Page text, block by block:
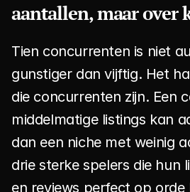
aantallen, maar over
Tien concurrenten is niet
gunstiger dan vijftig. Het
die concurrenten zijn. Een
middelmatige listings kan
dan een niche met weinig
drie sterke spelers die hun
en reviews perfect op orde